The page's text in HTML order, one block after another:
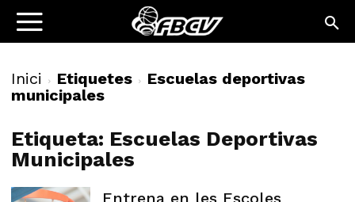
Inici Etiquetes
Escuelas deportivas
municipales
Etiqueta: Escuelas Deportivas
Municipales
Entrena en les Escoles